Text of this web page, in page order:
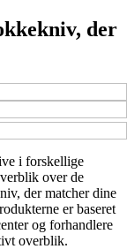
der
i forskellige
over de
der matcher dine
er baseret
og forhandlere
overblik.